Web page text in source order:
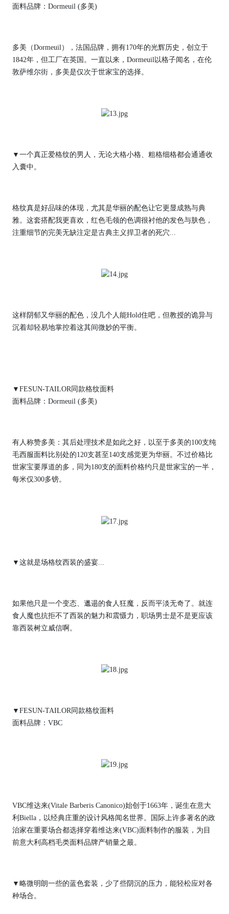
面料品牌：Dormeuil (多美)
多美（Dormeuil），法国品牌，拥有170年的光辉历史，创立于
1842年，但工厂在英国。一直以来，Dormeuil以格子闻名，在伦
敦萨维尔街，多美是仅次于世家宝的选择。
▼一个真正爱格纹的男人，无论大格小格、粗格细格都会通通收
入囊中。
格纹真是好品味的体现，尤其是华丽的配色让它更显成熟与典
雅。这套搭配我更喜欢，红色毛领的色调很衬他的发色与肤色，
注重细节的完美无缺注定是古典主义捍卫者的死穴...
这样阴郁又华丽的配色，没几个人能Hold住吧，但教授的诡异与
沉着却轻易地掌控着这其间微妙的平衡。
▼FESUN-TAILOR同款格纹面料
面料品牌：Dormeuil (多美)
有人称赞多美：其后处理技术是如此之好，以至于多美的100支纯
毛西服面料比别处的120支甚至140支感觉更为华丽。不过价格比
世家宝要厚道的多，同为180支的面料价格约只是世家宝的一半，
每米仅300多镑。
▼这就是场格纹西装的盛宴...
如果他只是一个变态、邋遢的食人狂魔，反而平淡无奇了。就连
食人魔也抗拒不了西装的魅力和震慑力，职场男士是不是更应该
靠西装树立威信啊。
▼FESUN-TAILOR同款格纹面料
面料品牌：VBC
VBC维达来(Vitale Barberis Canonico)始创于1663年，诞生在意大
利Biella，以经典庄重的设计风格闻名世界。国际上许多著名的政
治家在重要场合都选择穿着维达来(VBC)面料制作的服装，为目
前意大利高档毛类面料品牌产销量之最。
▼略微明朗一些的蓝色套装，少了些阴沉的压力，能轻松应对各
种场合。